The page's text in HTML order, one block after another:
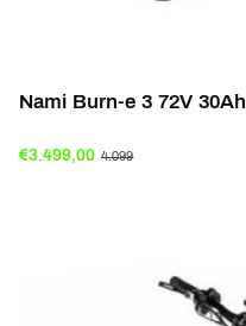
Nami Burn-e 3 72V 30Ah
€3.499,00 4.099